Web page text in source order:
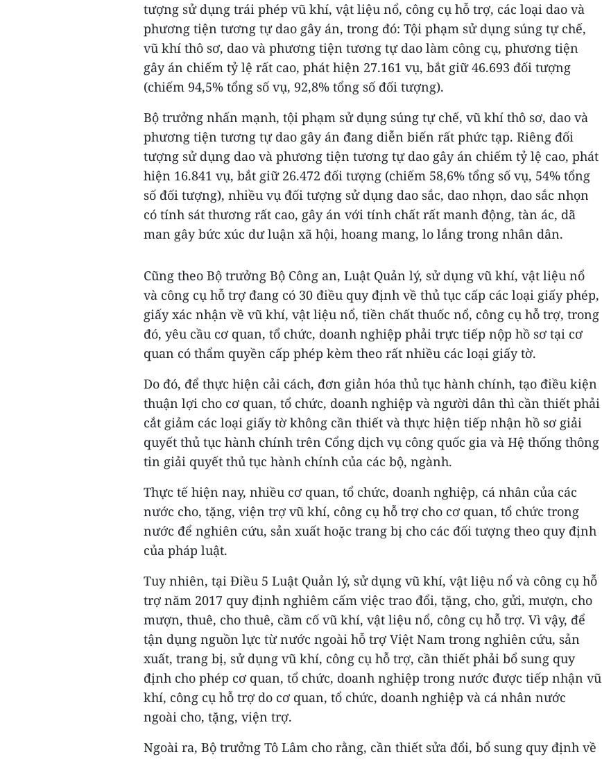
tượng sử dụng trái phép vũ khí, vật liệu nổ, công cụ hỗ trợ, các loại dao và
phương tiện tương tự dao gây án, trong đó: Tội phạm sử dụng súng tự chế,
vũ khí thô sơ, dao và phương tiện tương tự dao làm công cụ, phương tiện
gây án chiếm tỷ lệ rất cao, phát hiện 27.161 vụ, bắt giữ 46.693 đối tượng
(chiếm 94,5% tổng số vụ, 92,8% tổng số đối tượng).
Bộ trưởng nhấn mạnh, tội phạm sử dụng súng tự chế, vũ khí thô sơ, dao và
phương tiện tương tự dao gây án đang diễn biến rất phức tạp. Riêng đối
tượng sử dụng dao và phương tiện tương tự dao gây án chiếm tỷ lệ cao, phát
hiện 16.841 vụ, bắt giữ 26.472 đối tượng (chiếm 58,6% tổng số vụ, 54% tổng
số đối tượng), nhiều vụ đối tượng sử dụng dao sắc, dao nhọn, dao sắc nhọn
có tính sát thương rất cao, gây án với tính chất rất manh động, tàn ác, dã
man gây bức xúc dư luận xã hội, hoang mang, lo lắng trong nhân dân.
Cũng theo Bộ trưởng Bộ Công an, Luật Quản lý, sử dụng vũ khí, vật liệu nổ
và công cụ hỗ trợ đang có 30 điều quy định về thủ tục cấp các loại giấy phép,
giấy xác nhận về vũ khí, vật liệu nổ, tiền chất thuốc nổ, công cụ hỗ trợ, trong
đó, yêu cầu cơ quan, tổ chức, doanh nghiệp phải trực tiếp nộp hồ sơ tại cơ
quan có thẩm quyền cấp phép kèm theo rất nhiều các loại giấy tờ.
Do đó, để thực hiện cải cách, đơn giản hóa thủ tục hành chính, tạo điều kiện
thuận lợi cho cơ quan, tổ chức, doanh nghiệp và người dân thì cần thiết phải
cắt giảm các loại giấy tờ không cần thiết và thực hiện tiếp nhận hồ sơ giải
quyết thủ tục hành chính trên Cổng dịch vụ công quốc gia và Hệ thống thông
tin giải quyết thủ tục hành chính của các bộ, ngành.
Thực tế hiện nay, nhiều cơ quan, tổ chức, doanh nghiệp, cá nhân của các
nước cho, tặng, viện trợ vũ khí, công cụ hỗ trợ cho cơ quan, tổ chức trong
nước để nghiên cứu, sản xuất hoặc trang bị cho các đối tượng theo quy định
của pháp luật.
Tuy nhiên, tại Điều 5 Luật Quản lý, sử dụng vũ khí, vật liệu nổ và công cụ hỗ
trợ năm 2017 quy định nghiêm cấm việc trao đổi, tặng, cho, gửi, mượn, cho
mượn, thuê, cho thuê, cầm cố vũ khí, vật liệu nổ, công cụ hỗ trợ. Vì vậy, để
tận dụng nguồn lực từ nước ngoài hỗ trợ Việt Nam trong nghiên cứu, sản
xuất, trang bị, sử dụng vũ khí, công cụ hỗ trợ, cần thiết phải bổ sung quy
định cho phép cơ quan, tổ chức, doanh nghiệp trong nước được tiếp nhận vũ
khí, công cụ hỗ trợ do cơ quan, tổ chức, doanh nghiệp và cá nhân nước
ngoài cho, tặng, viện trợ.
Ngoài ra, Bộ trưởng Tô Lâm cho rằng, cần thiết sửa đổi, bổ sung quy định về